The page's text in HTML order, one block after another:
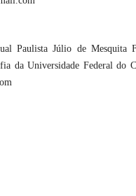
Paulista Júlio de Mesquita
da Universidade Federal do